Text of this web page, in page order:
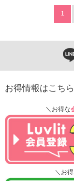
1
お得情報はこち
＼お得な
＼お